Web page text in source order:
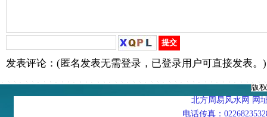
发表评论：(匿名发表无需登录，已登录用户可直接发表
版
北方周易风水网 网
电话传真：